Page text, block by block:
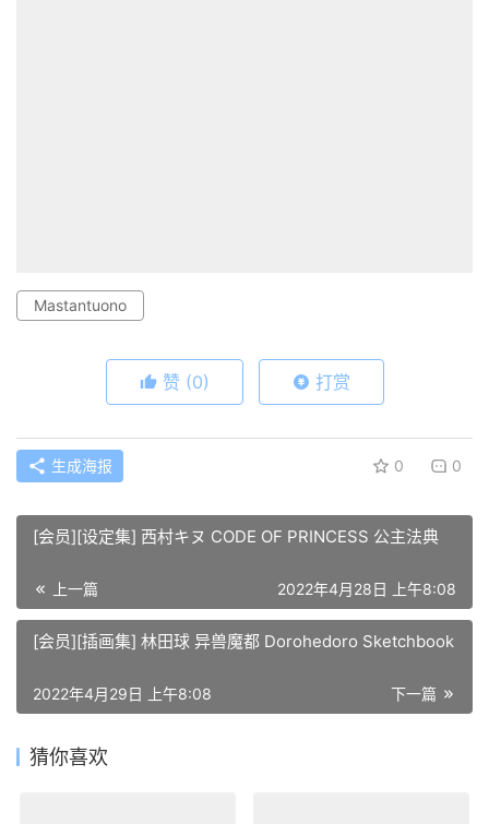
Mastantuono
赞 (0) 打赏
生成海报 0 0
[会员][设定集] 西村キヌ CODE OF PRINCESS 公主法典
上一篇 2022年4月28日 上午8:08
[会员][插画集] 林田球 异兽魔都 Dorohedoro Sketchbook
下一篇
2022年4月29日 上午8:08
猜你喜欢